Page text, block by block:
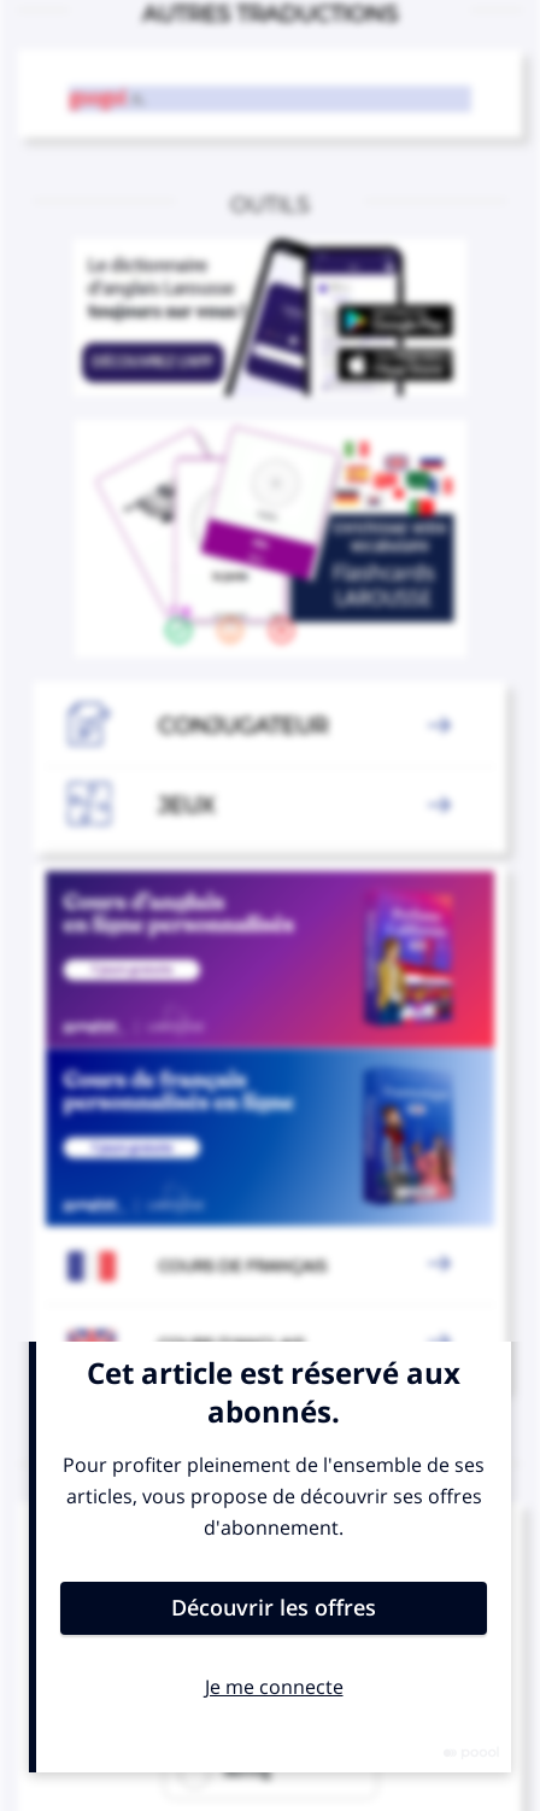
AUTRES TRADUCTIONS
googol
OUTILS
 CONJUGATEUR 
 JEUX 
COURS DE FRANÇAIS 
COURS D'ANGLAIS 
QUIZ
Complétez la séquence avec la proposition qui
She's been practising … 10 a.m.
for
during